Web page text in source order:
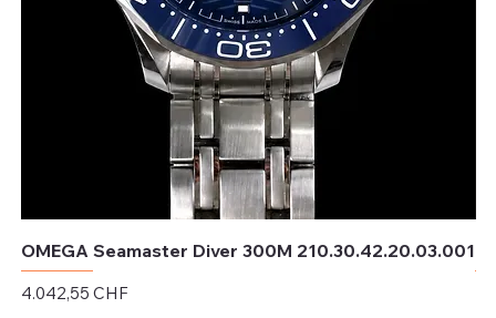
OMEGA Seamaster Diver 300M 210.30.42.20.03.001
Preis
4.042,55 CHF